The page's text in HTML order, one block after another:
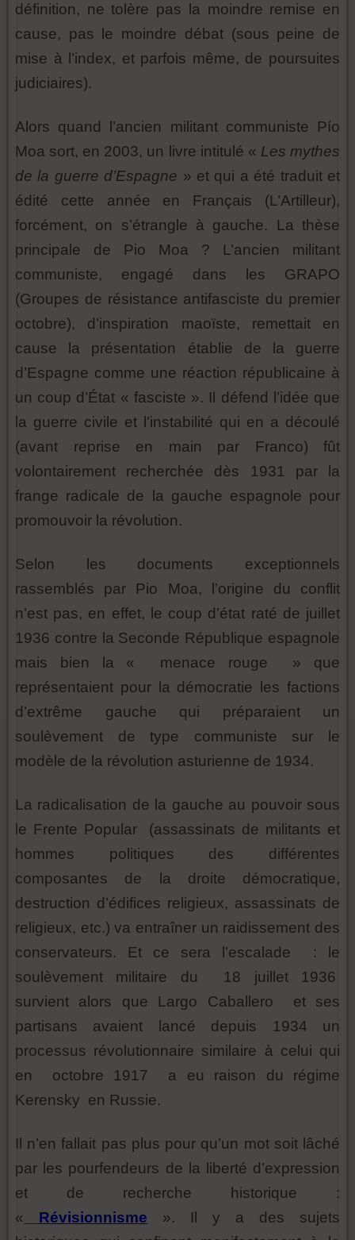
définition, ne tolère pas la moindre remise en
cause, pas le moindre débat (sous peine de
mise à l’index, et parfois même, de poursuites
judiciaires).
Alors quand l’ancien militant communiste Pío
Moa sort, en 2003, un livre intitulé « Les mythes
de la guerre d’Espagne » et qui a été traduit et
édité cette année en Français (L’Artilleur),
forcément, on s’étrangle à gauche. La thèse
principale de Pio Moa ? L’ancien militant
communiste, engagé dans les GRAPO
(Groupes de résistance antifasciste du premier
octobre), d’inspiration maoïste, remettait en
cause la présentation établie de la guerre
d’Espagne comme une réaction républicaine à
un coup d’État « fasciste ». Il défend l’idée que
la guerre civile et l’instabilité qui en a découlé
(avant reprise en main par Franco) fût
volontairement recherchée dès 1931 par la
frange radicale de la gauche espagnole pour
promouvoir la révolution.
Selon les documents exceptionnels
rassemblés par Pio Moa, l’origine du conflit
n’est pas, en effet, le coup d’état raté de juillet
1936 contre la Seconde République espagnole
mais bien la « menace rouge » que
représentaient pour la démocratie les factions
d’extrême gauche qui préparaient un
soulèvement de type communiste sur le
modèle de la révolution asturienne de 1934.
La radicalisation de la gauche au pouvoir sous
le Frente Popular (assassinats de militants et
hommes politiques des différentes
composantes de la droite démocratique,
destruction d’édifices religieux, assassinats de
religieux, etc.) va entraîner un raidissement des
conservateurs. Et ce sera l’escalade : le
soulèvement militaire du 18 juillet 1936
survient alors que Largo Caballero et ses
partisans avaient lancé depuis 1934 un
processus révolutionnaire similaire à celui qui
en octobre 1917 a eu raison du régime
Kerensky en Russie.
Il n’en fallait pas plus pour qu’un mot soit lâché
par les pourfendeurs de la liberté d’expression
et de recherche historique :
«
Révisionnisme ». Il y a des sujets